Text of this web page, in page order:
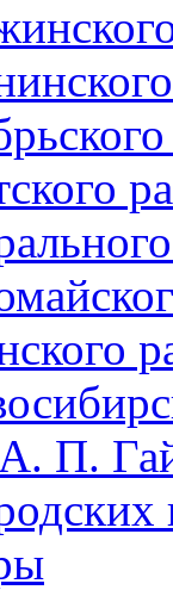
П.